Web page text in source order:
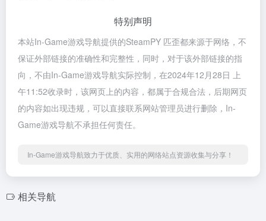
特别声明
本站In-Game游戏导航提供的SteamPY 匹歪都来源于网络，不
保证外部链接的准确性和完整性，同时，对于该外部链接的指
向，不由In-Game游戏导航实际控制，在2024年12月28日 上
午11:52收录时，该网页上的内容，都属于合规合法，后期网页
的内容如出现违规，可以直接联系网站管理员进行删除，In-
Game游戏导航不承担任何责任。
In-Game游戏导航致力于优质、实用的网络站点资源收集与分享！
相关导航